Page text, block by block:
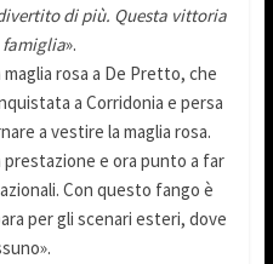
di più. Questa vittoria
famiglia».
rosa a De Pretto, che
a Corridonia e persa
a vestire la maglia rosa.
e ora punto a far
Con questo fango è
per gli scenari esteri, dove